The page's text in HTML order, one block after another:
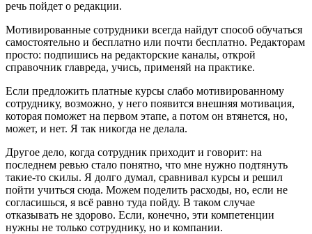
речь пойдет о редакции.
Мотивированные сотрудники всегда найдут способ обучаться
самостоятельно и бесплатно или почти бесплатно. Редакторам
просто: подпишись на редакторские каналы, открой
справочник главреда, учись, применяй на практике.
Если предложить платные курсы слабо мотивированному
сотруднику, возможно, у него появится внешняя мотивация,
которая поможет на первом этапе, а потом он втянется, но,
может, и нет. Я так никогда не делала.
Другое дело, когда сотрудник приходит и говорит: на
последнем ревью стало понятно, что мне нужно подтянуть
такие-то скилы. Я долго думал, сравнивал курсы и решил
пойти учиться сюда. Можем поделить расходы, но, если не
согласишься, я всё равно туда пойду. В таком случае
отказывать не здорово. Если, конечно, эти компетенции
нужны не только сотруднику, но и компании.